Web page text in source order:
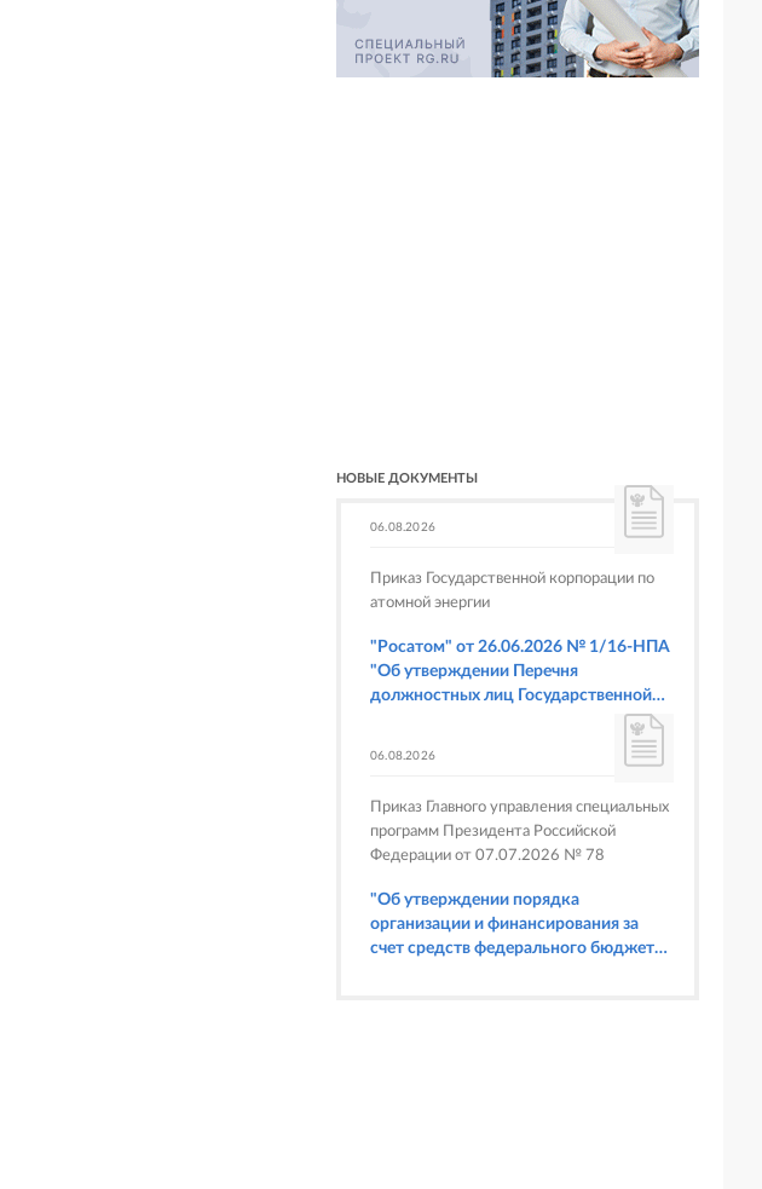
НОВЫЕ ДОКУМЕНТЫ
06.08.2026
Приказ Государственной корпорации по
атомной энергии
"Росатом" от 26.06.2026 № 1/16-НПА
"Об утверждении Перечня
должностных лиц Государственной
корпорации по атомной энергии
предусмотренных статьями 6.3, 8.1,
9.4, 9.5 и 9.5.1, частью 3 статьи 9.16,
статьей 14.44, частью 1 статьи 19.4,
статьей 19.4.1, частями 6 и 15 статьи
19.5, статьями 19.6 и 19.7, частью 1
статьи 19.26, статьей 19.33, частями 1,
2, 2.1, 6 и 6.1 статьи 20.4 Кодекса
06.08.2026
Приказ Главного управления специальных
программ Президента Российской
Федерации от 07.07.2026 № 78
"Об утверждении порядка
организации и финансирования за
счет средств федерального бюджета